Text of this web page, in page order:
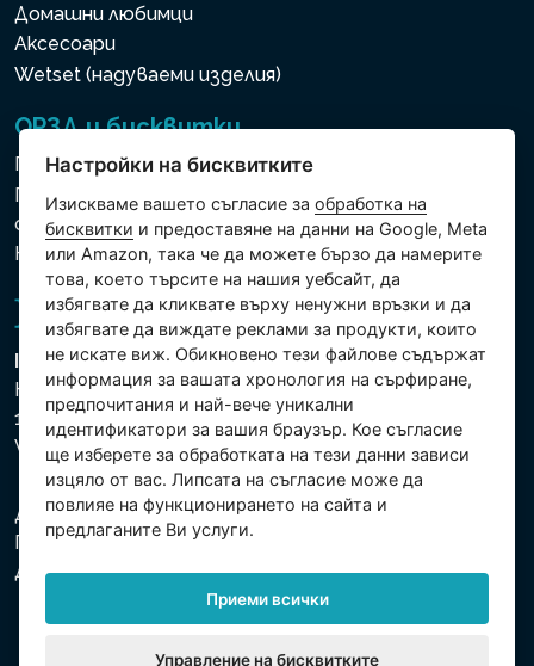
Домашни любимци
Аксесоари
Wetset (надуваеми изделия)
ОРЗД и бисквитки
Политика за използване на бисквитки
Политика за защита на личните и други
обработвани данни
Настройки на бисквитките
Intex Trading, s.r.o.
Hradecká 2526/3
130 00 Praha 3
Vinohrady - Česká republika
Дружеството е регистрирано в Градския съд в
Прага, раздел С, партида 74759. Ид.№: 26150808,
Данъчен Ид.№: CZ26150808.
Настройки на бисквитките
Изискваме вашето съгласие заобработка на
бисквитки и предоставяне на данни на Google, Meta
или Amazon, така че да можете бързо да намерите
това, което търсите на нашия уебсайт, да
избягвате да кликвате върху ненужни връзки и да
избягвате да виждате реклами за продукти, които
не искате виж. Обикновено тези файлове съдържат
информация за вашата хронология на сърфиране,
предпочитания и най-вече уникални
идентификатори за вашия браузър. Кое съгласие
ще изберете за обработката на тези данни зависи
изцяло от вас. Липсата на съгласие може да
повлияе на функционирането на сайта и
предлаганите Ви услуги.
Приеми всички
Управление на бисквитките